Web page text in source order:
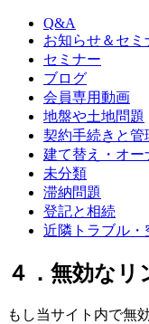
Q&A
お知らせ＆セミ
セミナー
ブログ
会員専用動画
地盤や土地問題
契約手続きと管
建て替え・オー
未分類
滞納問題
登記と相続
近隣トラブル・
４．無効なリ
もし当サイト内で無